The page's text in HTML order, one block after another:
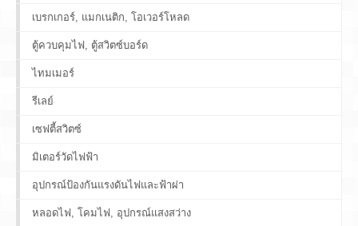
เบรกเกอร์, แมกเนติก, โอเวอร์โหลด
ตู้ควบคุมไฟ, ตู้สวิตซ์บอร์ด
ไทมเมอร์
รีเลย์
เซฟตี้สวิตซ์
มิเตอร์วัดไฟฟ้า
อุปกรณ์ป้องกันแรงดันไฟและฟ้าผ่า
หลอดไฟ, โคมไฟ, อุปกรณ์แสงสว่าง